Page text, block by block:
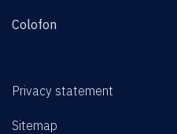
Colofon
Privacy statement
Sitemap